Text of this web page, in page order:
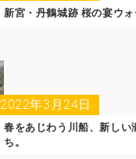
新宮・丹鶴城跡 桜の宴ウ
2022年3月24日
春をあじわう川船、新しい
ち。